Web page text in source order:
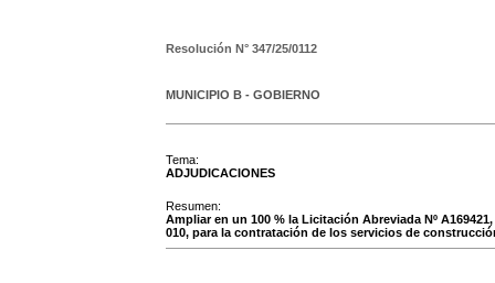
Resolución N° 347/25/0112
MUNICIPIO B - GOBIERNO
Tema:
ADJUDICACIONES
Resumen:
Ampliar en un 100 % la Licitación Abreviada Nº
010, para la contratación de los servicios de